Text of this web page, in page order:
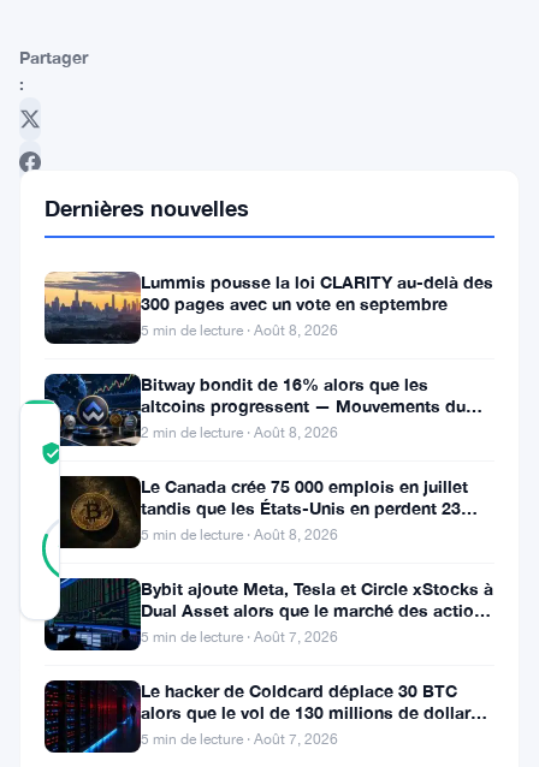
Partager
:
Suivre sur Google News
COMMUNITY
SCORE
81%
Vérifié
42
votes
Mis à jour 2 ans il y a
cours
des
Dernières nouvelles
Lummis pousse la loi CLARITY au-delà des
300 pages avec un vote en septembre
5 min de lecture · Août 8, 2026
Bitway bondit de 16% alors que les
altcoins progressent — Mouvements du
jour 8 août
2 min de lecture · Août 8, 2026
Le Canada crée 75 000 emplois en juillet
tandis que les États-Unis en perdent 23
000, Bitcoin reste à 65K
5 min de lecture · Août 8, 2026
Bybit ajoute Meta, Tesla et Circle xStocks à
Dual Asset alors que le marché des actions
tokenisées atteint
5 min de lecture · Août 7, 2026
Le hacker de Coldcard déplace 30 BTC
alors que le vol de 130 millions de dollars
entre dans une nouvelle phase
5 min de lecture · Août 7, 2026